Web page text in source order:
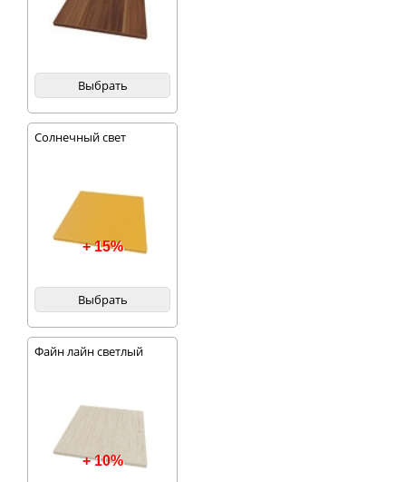
Выбрать
Солнечный свет
+ 15%
Выбрать
Файн лайн светлый
+ 10%